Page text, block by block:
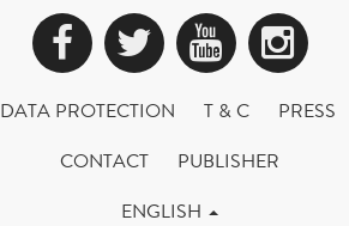
Facebook
Twitter
DATA PROTECTION T & C
PRESS
CONTACT
PUBLISHER
ENGLISH